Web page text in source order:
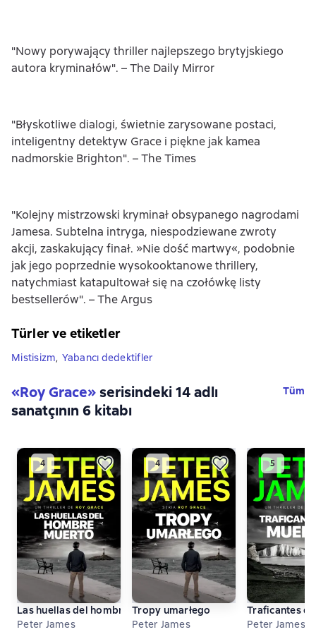
"Nowy porywający thriller najlepszego brytyjskiego
autora kryminałów". – The Daily Mirror
"Błyskotliwe dialogi, świetnie zarysowane postaci,
inteligentny detektyw Grace i piękne jak kamea
nadmorskie Brighton". – The Times
"Kolejny mistrzowski kryminał obsypanego nagrodami
Jamesa. Subtelna intryga, niespodziewane zwroty
akcji, zaskakujący finał. »Nie dość martwy«, podobnie
jak jego poprzednie wysokooktanowe thrillery,
natychmiast katapultował się na czołówkę listy
bestsellerów". – The Argus
Türler ve etiketler
Mistisizm, Yabancı dedektifler
«Roy Grace»serisindeki 14 adlı
sanatçının 6 kitabı
Tüm
Las huellas del hombre muerto
Peter James
Tropy umarłego
Peter James
Traficantes
Peter James